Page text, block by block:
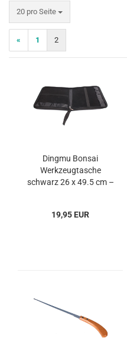
20 pro Seite
pro Seite
« 1 2
Dingmu Bonsai
Werkzeugtasche
schwarz 26 x 49.5 cm –
19,95 EUR